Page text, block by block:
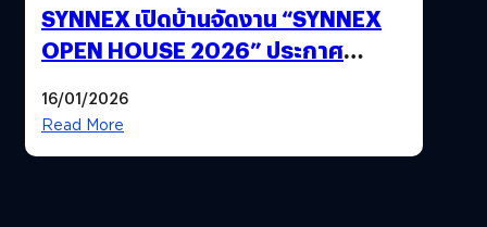
SYNNEX เปิดบ้านจัดงาน “SYNNEX
OPEN HOUSE 2026” ประกาศ
ได้ 53,000 ล้านบาท
16/01/2026
Read More